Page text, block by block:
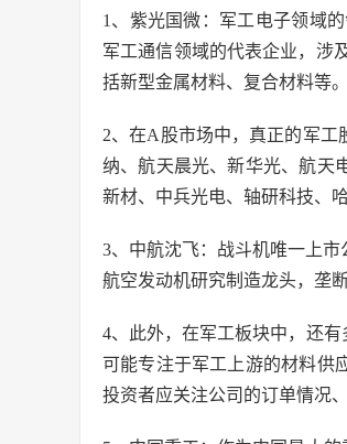
1、紫光国微：军工电子领域
军工通信领域的代表企业，涉
括新型金属材料、复合材料等。
2、在A股市场中，真正的军工
纳、航天晨光、新华光、航天
新材、中兵光电、轴研科技、
3、中航沈飞：战斗机唯一上市
航空发动机研究制造龙头，垄
4、此外，在军工板块中，还
可能专注于军工上游的材料供
投资者应关注公司的订单情况